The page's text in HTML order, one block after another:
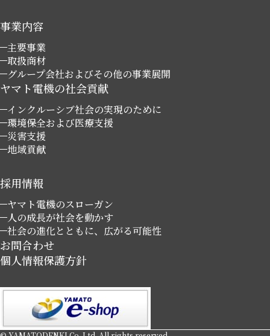
事業内容
主要事業
取扱商材
グループ会社およびその他の事業展開
ヤマト電機の社会貢献
インクルーシブ社会の実現のために
環境保全および医療支援
災害支援
地域貢献
採用情報
ヤマト電機のスローガン
人の成長が社会を動かす
社会の進化とともに、広がる可能性
お問合わせ
個人情報保護方針